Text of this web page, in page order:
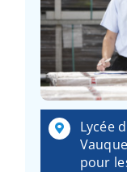
Lycée
pour